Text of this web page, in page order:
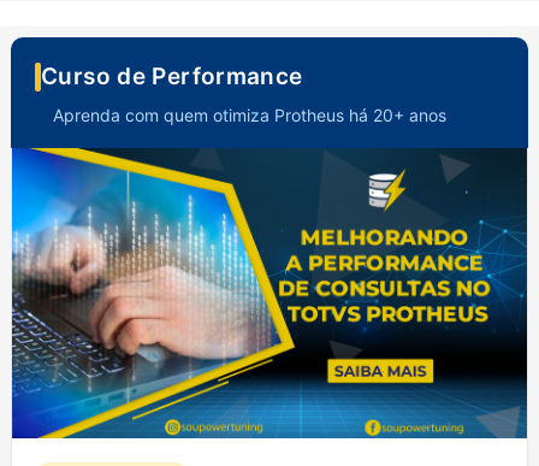
Curso de Performance
Aprenda com quem otimiza Protheus há 20+ anos